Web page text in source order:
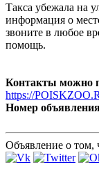
Такса убежала на
информация о
звоните в любое
помощь.
Контакты можно
https://
Номер
Объявление о том,